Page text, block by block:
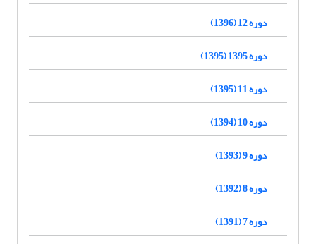
دوره 12 (1396)
دوره 1395 (1395)
دوره 11 (1395)
دوره 10 (1394)
دوره 9 (1393)
دوره 8 (1392)
دوره 7 (1391)